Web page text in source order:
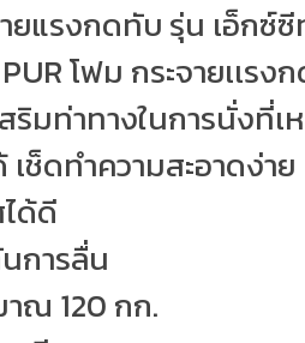
ยแรงกดทับ รุ่น เอ็กซ์
โฟม กระจายเเรง
ริมท่าทางในการนั่งที่เ
ช็ดทำความสะอาดง่าย
ด้ดี
การลื่น
ณ 120 กก.